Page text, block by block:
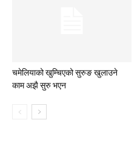
चमेलियाको खुम्चिएको सुरुङ खुलाउने
काम अझै सुरु भएन